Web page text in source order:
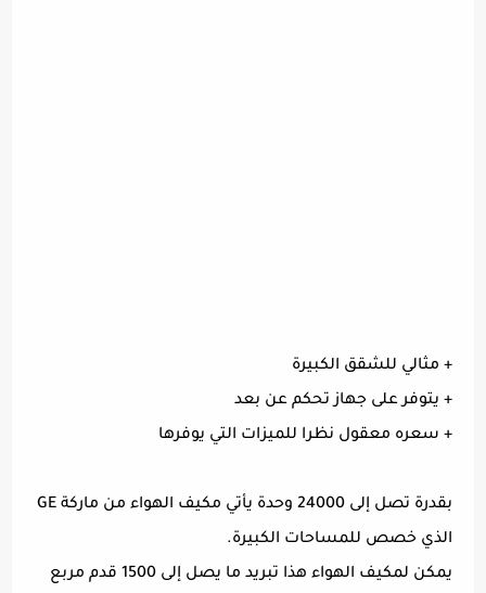
+ مثالي للشقق الكبيرة
+ يتوفر على جهاز تحكم عن بعد
+ سعره معقول نظرا للميزات التي يوفرها
بقدرة تصل إلى 24000 وحدة يأتي مكيف الهواء من ماركة GE
الذي خصص للمساحات الكبيرة.
يمكن لمكيف الهواء هذا تبريد ما يصل إلى 1500 قدم مربع